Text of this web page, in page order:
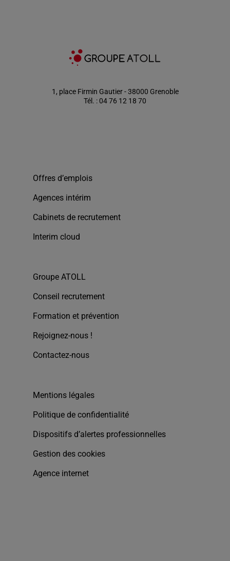
1, place Firmin Gautier - 38000 Grenoble
Tél. : 04 76 12 18 70
Offres d’emplois
Agences intérim
Cabinets de recrutement
Interim cloud
Groupe ATOLL
Conseil recrutement
Formation et prévention
Rejoignez-nous !
Contactez-nous
Mentions légales
Politique de confidentialité
Dispositifs d’alertes professionnelles
Gestion des cookies
Agence internet